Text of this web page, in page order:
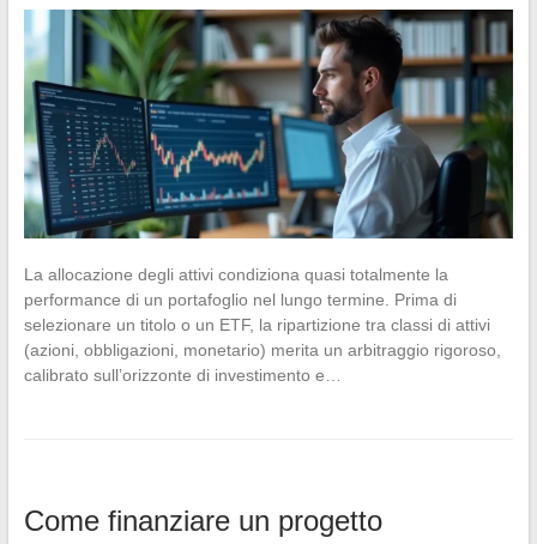
La allocazione degli attivi condiziona quasi totalmente la
performance di un portafoglio nel lungo termine. Prima di
selezionare un titolo o un ETF, la ripartizione tra classi di attivi
(azioni, obbligazioni, monetario) merita un arbitraggio rigoroso,
calibrato sull’orizzonte di investimento e…
Come finanziare un progetto